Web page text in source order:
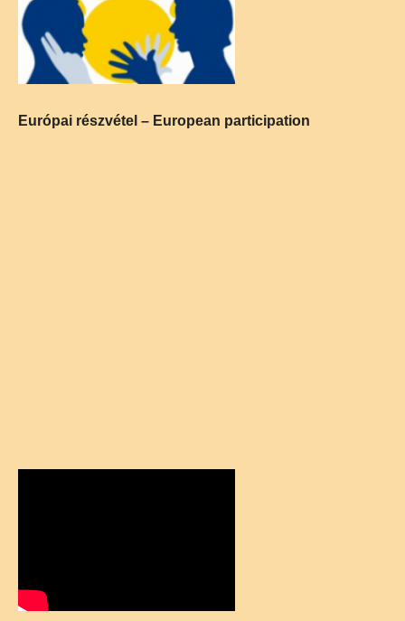
Európai részvétel – European participation